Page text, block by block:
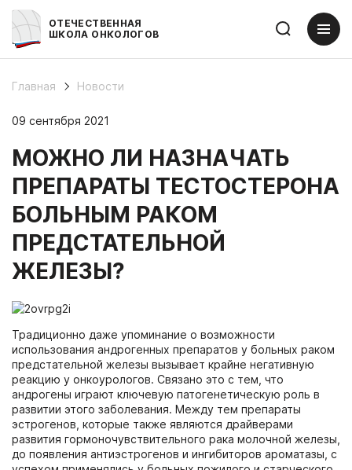
ОТЕЧЕСТВЕННАЯ
ШКОЛА ОНКОЛОГОВ
Главная Новости
09 сентября 2021
МОЖНО ЛИ НАЗНАЧАТЬ
ПРЕПАРАТЫ ТЕСТОСТЕРОНА
БОЛЬНЫМ РАКОМ
ПРЕДСТАТЕЛЬНОЙ
ЖЕЛЕЗЫ?
Традиционно даже упоминание о возможности
использования андрогенных препаратов у больных раком
предстательной железы вызывает крайне негативную
реакцию у онкоурологов. Связано это с тем, что
андрогены играют ключевую патогенетическую роль в
развитии этого заболевания. Между тем препараты
эстрогенов, которые также являются драйверами
развития гормоночувствительного рака молочной железы,
до появления антиэстрогенов и ингибиторов ароматазы, с